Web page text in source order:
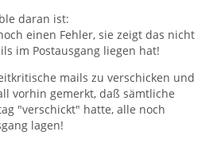
daran ist:
einen Fehler, sie zeigt das nicht
im Postausgang liegen hat!
mails zu verschicken und
vorhin gemerkt, daß sämtliche
"verschickt" hatte, alle noch
lagen!